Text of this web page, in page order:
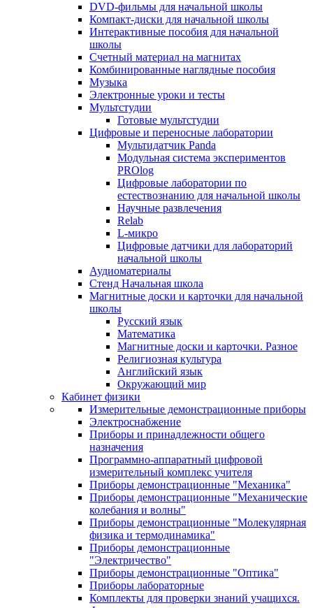
DVD-фильмы для начальной школы
Компакт-диски для начальной школы
Интерактивные пособия для начальной
школы
Счетный материал на магнитах
Комбинированные наглядные пособия
Музыка
Электронные уроки и тесты
Мультстудии
Готовые мультстудии
Цифровые и переносные лаборатории
Мультидатчик Panda
Модульная система экспериментов
PROlog
Цифровые лаборатории по
естествознанию для начальной школы
Научные развлечения
Relab
L-микро
Цифровые датчики для лабораторий
начальной школы
Аудиоматериалы
Стенд Начальная школа
Магнитные доски и карточки для начальной
школы
Русский язык
Математика
Магнитные доски и карточки. Разное
Религиозная культура
Английский язык
Окружающий мир
Кабинет физики
Измерительные демонстрационные приборы
Электроснабжение
Приборы и принадлежности общего
назначения
Программно-аппаратный цифровой
измерительный комплекс учителя
Приборы демонстрационные "Механика"
Приборы демонстрационные "Механические
колебания и волны"
Приборы демонстрационные "Молекулярная
физика и термодинамика"
Приборы демонстрационные
"Электричество"
Приборы демонстрационные "Оптика"
Приборы лабораторные
Комплекты для проверки знаний учащихся.